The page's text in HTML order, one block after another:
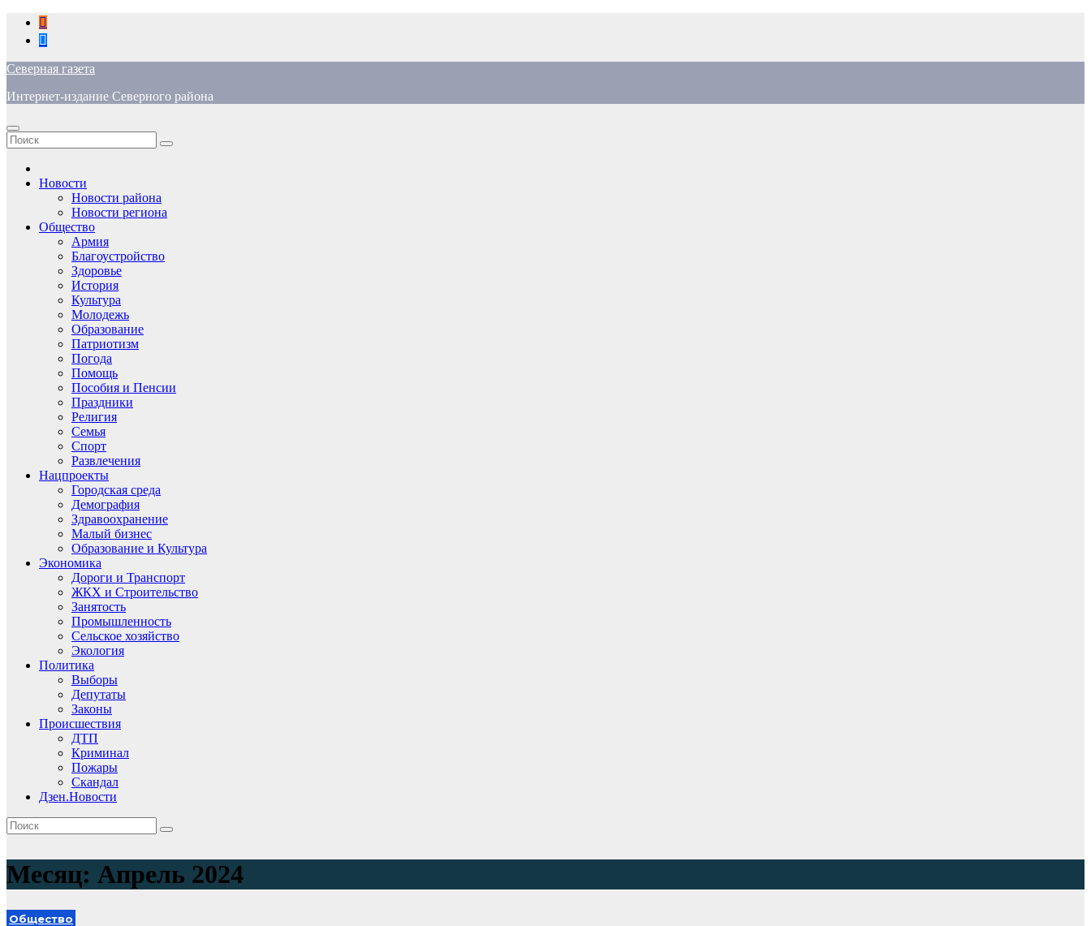
Перейти
содержимому
Северная газета
Интернет-издание Северного района
Новости
Новости района
Новости региона
Общество
Армия
Благоустройство
Здоровье
История
Культура
Молодежь
Образование
Патриотизм
Погода
Помощь
Пособия и Пенсии
Праздники
Религия
Семья
Спорт
Развлечения
Нацпроекты
Городская среда
Демография
Здравоохранение
Малый бизнес
Образование и Культура
Экономика
Дороги и Транспорт
ЖКХ и Строительство
Занятость
Промышленность
Сельское хозяйство
Экология
Политика
Выборы
Депутаты
Законы
Происшествия
ДТП
Криминал
Пожары
Скандал
Дзен.Новости
Месяц: Апрель 2024
Общество